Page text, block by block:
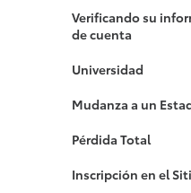
Verificando su
de cuenta
Universidad
Mudanza a un
Pérdida Total
Inscripción en el